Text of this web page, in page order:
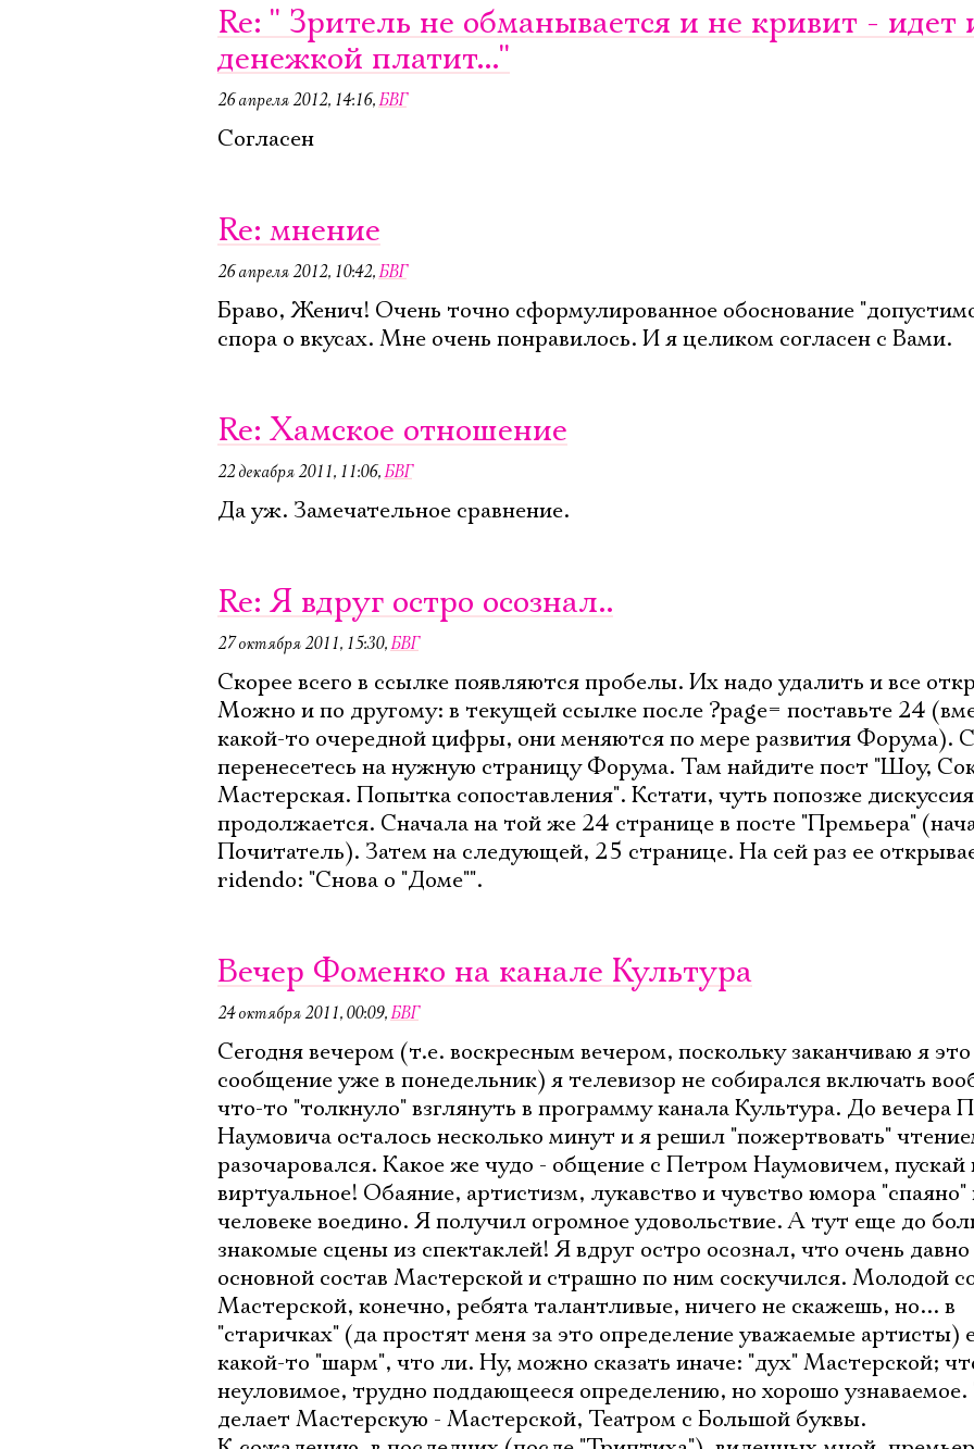
Re: '' Зритель не обманывается и не кривит - идет
денежкой платит...''
26 апреля 2012, 14:16,БВГ
Согласен
Re: мнение
26 апреля 2012, 10:42,БВГ
Браво, Женич! Очень точно сформулированное обоснование
спора о вкусах. Мне очень понравилось. И я целиком согласен с Вами.
Re: Хамское отношение
22 декабря 2011, 11:06,БВГ
Да уж. Замечательное сравнение.
Re: Я вдруг остро осознал..
27 октября 2011, 15:30,БВГ
Скорее всего в ссылке появляются пробелы. Их надо удалить и все
Можно и по другому: в текущей ссылке после ?page= поставьте 24
какой-то очередной цифры, они меняются по мере развития Форума).
перенесетесь на нужную страницу Форума. Там найдите пост "Шоу,
Мастерская. Попытка сопоставления". Кстати, чуть попозже дискуссия
продолжается. Сначала на той же 24 странице в посте "Премьера"
Почитатель). Затем на следующей, 25 странице. На сей раз ее
ridendo: "Снова о "Доме"".
Вечер Фоменко на канале Культура
24 октября 2011, 00:09,БВГ
Сегодня вечером (т.е. воскресным вечером, поскольку заканчиваю я это
сообщение уже в понедельник) я телевизор не собирался включать
что-то "толкнуло" взглянуть в программу канала Культура. До вечера
Наумовича осталось несколько минут и я решил "пожертвовать"
разочаровался. Какое же чудо - общение с Петром Наумовичем, пускай
виртуальное! Обаяние, артистизм, лукавство и чувство юмора "спаяно"
человеке воедино. Я получил огромное удовольствие. А тут еще до
знакомые сцены из спектаклей! Я вдруг остро осознал, что очень
основной состав Мастерской и страшно по ним соскучился. Молодой
Мастерской, конечно, ребята талантливые, ничего не скажешь, но... в
"старичках" (да простят меня за это определение уважаемые артисты)
какой-то "шарм", что ли. Ну, можно сказать иначе: "дух" Мастерской;
неуловимое, трудно поддающееся определению, но хорошо узнаваемое.
делает Мастерскую - Мастерской, Театром с Большой буквы.